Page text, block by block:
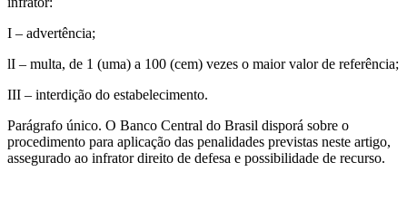
I – advertência;
lI – multa, de 1 (uma) a 100 (cem) vezes o maior valor de referência;
III – interdição do estabelecimento.
Parágrafo único. O Banco Central do Brasil disporá sobre o
procedimento para aplicação das penalidades previstas neste artigo,
assegurado ao infrator direito de defesa e possibilidade de recurso.